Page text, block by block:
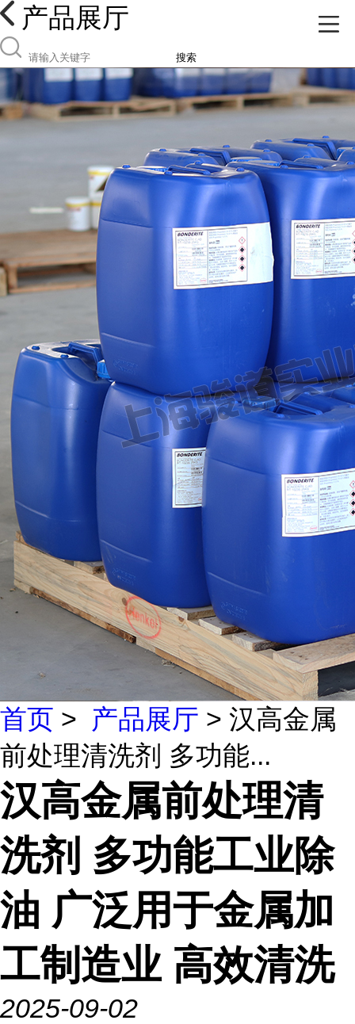
产品展厅
搜索
首页 > 产品展厅 > 汉高金属
前处理清洗剂 多功能...
汉高金属前处理清
洗剂 多功能工业除
油 广泛用于金属加
工制造业 高效清洗
2025-09-02